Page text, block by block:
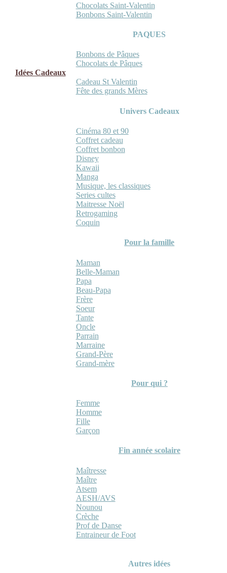
Chocolats Saint-Valentin
Bonbons Saint-Valentin
PAQUES
Bonbons de Pâques
Chocolats de Pâques
Idées Cadeaux
Cadeau St Valentin
Fête des grands Mères
Univers Cadeaux
Cinéma 80 et 90
Coffret cadeau
Coffret bonbon
Disney
Kawaii
Manga
Musique, les classiques
Series cultes
Maitresse Noël
Retrogaming
Coquin
Pour la famille
Maman
Belle-Maman
Papa
Beau-Papa
Frère
Soeur
Tante
Oncle
Parrain
Marraine
Grand-Père
Grand-mère
Pour qui ?
Femme
Homme
Fille
Garçon
Fin année scolaire
Maîtresse
Maître
Atsem
AESH/AVS
Nounou
Crèche
Prof de Danse
Entraineur de Foot
Autres idées